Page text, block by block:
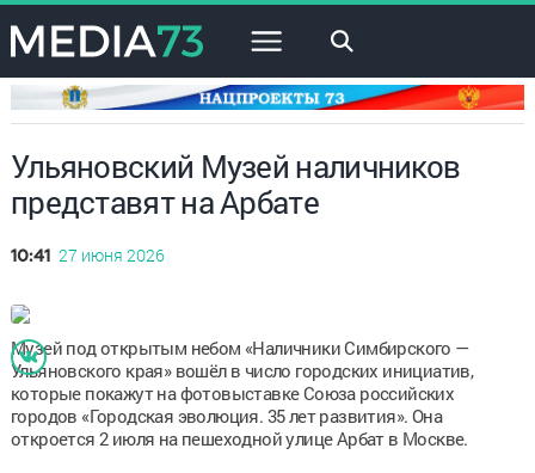
×
Ульяновский Музей наличников
представят на Арбате
10:41 27 июня 2026
Музей под открытым небом «Наличники Симбирского —
Ульяновского края» вошёл в число городских инициатив,
которые покажут на фотовыставке Союза российских
городов «Городская эволюция. 35 лет развития». Она
откроется 2 июля на пешеходной улице Арбат в Москве.